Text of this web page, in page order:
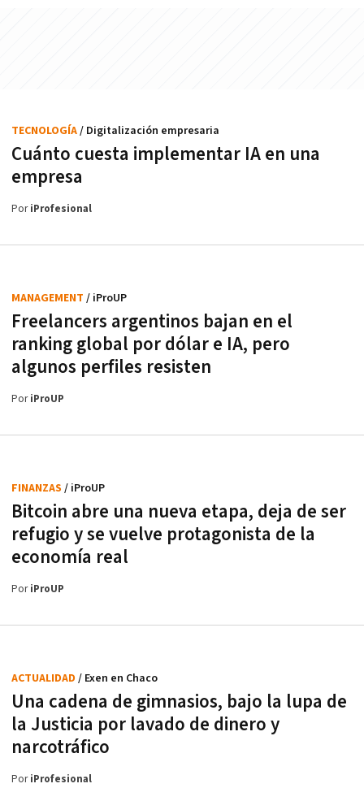
Cuánto cuesta implementar IA en una
empresa
TECNOLOGÍA/ Digitalización empresaria
PoriProfesional
Freelancers argentinos bajan en el
ranking global por dólar e IA, pero
algunos perfiles resisten
MANAGEMENT / iProUP
PoriProUP
Bitcoin abre una nueva etapa, deja de ser
refugio y se vuelve protagonista de la
economía real
FINANZAS / iProUP
PoriProUP
Una cadena de gimnasios, bajo la lupa de
la Justicia por lavado de dinero y
narcotráfico
ACTUALIDAD / Exen en Chaco
PoriProfesional